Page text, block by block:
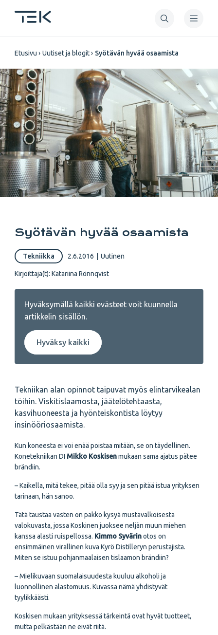
pääsisältöön
Murupolku
Etusivu Uutiset ja blogit Syötävän hyvää osaamista
Syötävän hyvää osaamista
Tekniikka 2.6.2016 Uutinen
Kirjoittaja(t): Katariina Rönnqvist
Hyväksymällä kaikki evästeet voit kuunnella
artikkelin sisällön.
Hyväksy kaikki
Tekniikan alan opinnot taipuvat myös elintarvikealan
töihin. Viskitislaamosta, jäätelötehtaasta,
kasvihuoneesta ja hyönteiskontista löytyy
insinööriosaamista.
Kun koneesta ei voi enää poistaa mitään, se on täydellinen.
Konetekniikan DI Mikko Koskisenmukaan sama ajatus pätee
brändiin.
– Kaikella, mitä tekee, pitää olla syy ja sen pitää istua yrityksen
tarinaan, hän sanoo.
Tätä taustaa vasten on pakko kysyä mustavalkoisesta
valokuvasta, jossa Koskinen juoksee neljän muun miehen
kanssa alasti ruispellossa. Kimmo Syvärinotos on
ensimmäinen virallinen kuva Kyrö Distilleryn perustajista.
Miten se istuu pohjanmaalaisen tislaamon brändiin?
– Mielikuvaan suomalaisuudesta kuuluu alkoholi ja
luonnollinen alastomuus. Kuvassa nämä yhdistyvät
tyylikkäästi.
Koskisen mukaan yrityksessä tärkeintä ovat hyvät tuotteet,
mutta pelkästään ne eivät riitä.